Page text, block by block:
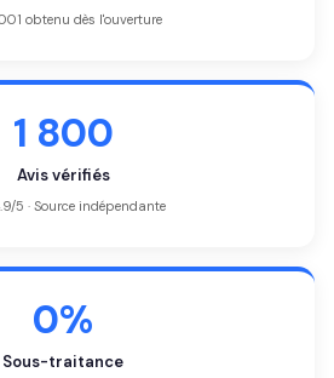
obtenu dès l'ouverture
1 800
Avis vérifiés
5 · Source indépendante
0%
Sous-traitance